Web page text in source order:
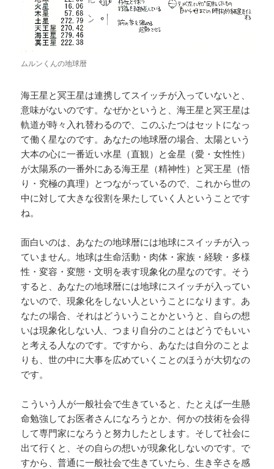
ムルンくんの地球暦
海王星と冥王星は連携してスイッチが入っていないと、
意味がないのです。なぜかというと、海王星と冥王星は
軌道が時々入れ替わるので、このふたつはセットになっ
て働く星なのです。あなたの地球暦の場合、太陽という
大本の心に一番近い水星（直観）と金星（愛・女性性）
が太陽系の一番外にある海王星（精神性）と冥王星（悟
り・究極の真理）とつながっているので、これから世の
中に対して大きな役割を果たしていく人ということです
ね。
面白いのは、あなたの地球暦には地球にスイッチが入っ
ていません。地球は生命活動・肉体・家族・経験・多様
性・変容・変態・文明を表す現象化の星なのです。そう
すると、あなたの地球暦には地球にスイッチが入ってい
ないので、現象化をしない人ということになります。あ
なたの場合、それはどういうことかというと、自らの想
いは現象化しない人、つまり自分のことはどうでもいい
と考える人なのです。ですから、あなたは自分のことよ
りも、世の中に大事を広めていくことのほうが大切なの
です。
こういう人が一般社会で生きていると、たとえば一生懸
命勉強してお医者さんになろうとか、何かの技術を会得
して専門家になろうと努力したとします。そして社会に
出て行くと、その自らの想いが現象化しないのです。で
すから、普通に一般社会で生きていたら、生き辛さを感